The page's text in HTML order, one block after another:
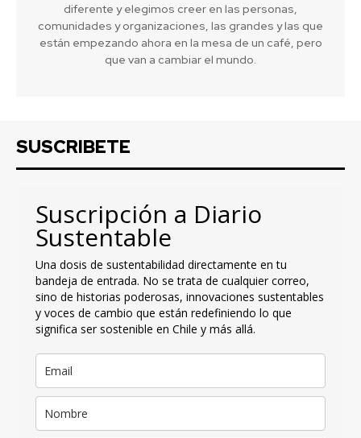
diferente y elegimos creer en las personas,
comunidades y organizaciones, las grandes y las que
están empezando ahora en la mesa de un café, pero
que van a cambiar el mundo.
SUSCRIBETE
Suscripción a Diario
Sustentable
Una dosis de sustentabilidad directamente en tu
bandeja de entrada. No se trata de cualquier correo,
sino de historias poderosas, innovaciones sustentables
y voces de cambio que están redefiniendo lo que
significa ser sostenible en Chile y más allá.